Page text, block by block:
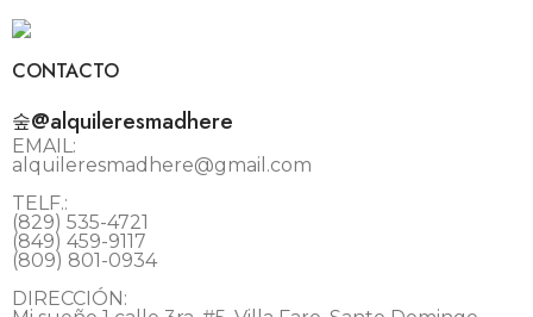
CONTACTO
@alquileresmadhere
EMAIL:
alquileresmadhere@gmail.com
TELF.:
(829) 535-4721
(849) 459-9117
(809) 801-0934
DIRECCIÓN: